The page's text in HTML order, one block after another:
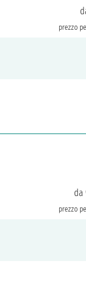
prezzo
da
prezzo